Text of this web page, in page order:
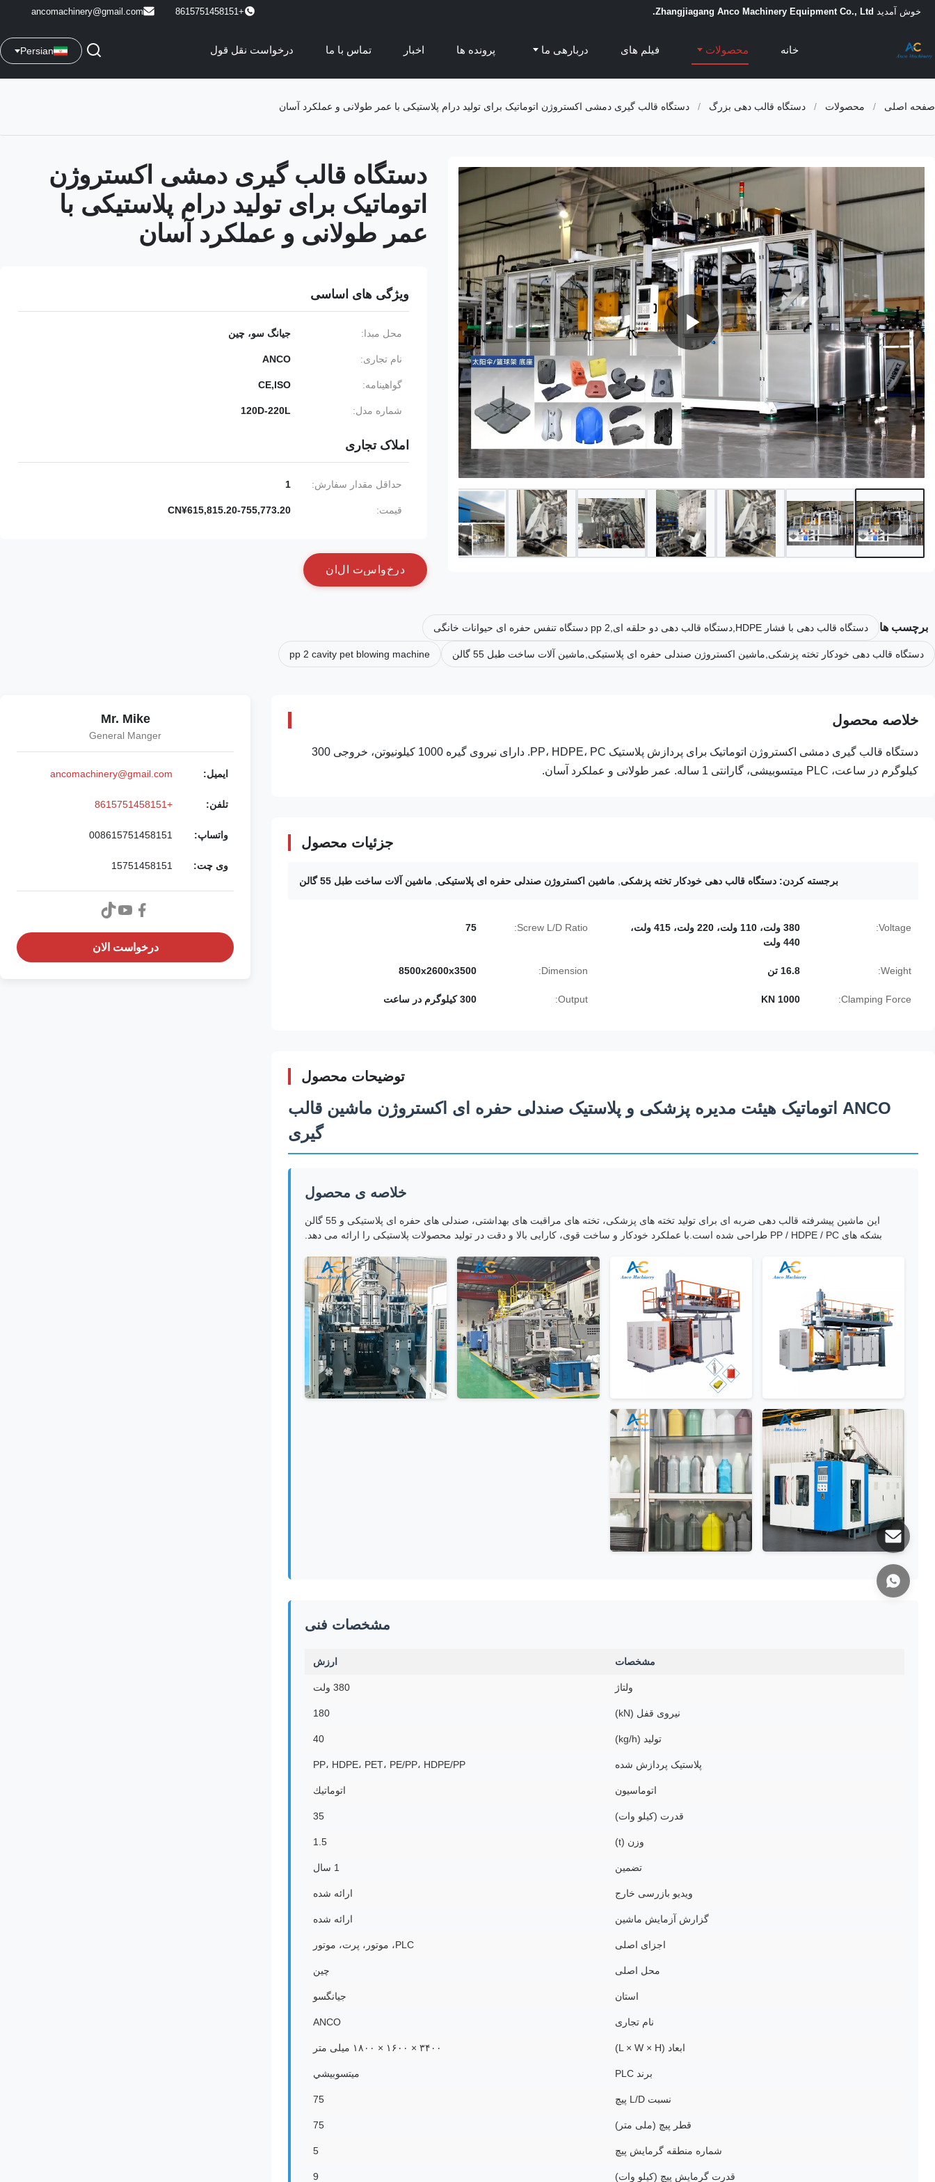
خوش آمدید Zhangjiagang Anco Machinery Equipment Co., Ltd.
+8615751458151
ancomachinery@gmail.com
خانه محصولات فیلم های دربارهی ما پرونده ها اخبار تماس با ما درخواست نقل قول Persian
صفحه اصلی / محصولات / دستگاه قالب دهی بزرگ / دستگاه قالب گیری دمشی اکستروژن اتوماتیک برای تولید درام پلاستیکی با عمر طولانی و عملکرد آسان
دستگاه قالب گیری دمشی اکستروژن
اتوماتیک برای تولید درام پلاستیکی با
عمر طولانی و عملکرد آسان
ویژگی های اساسی
محل مبدا: جیانگ سو، چین
نام تجاری: ANCO
گواهینامه: CE,ISO
شماره مدل: 120D-220L
املاک تجاری
حداقل مقدار سفارش: 1
قیمت: CN¥615,815.20-755,773.20
در خو ست ل ن
برچسب ها دستگاه قالب دهی با فشار HDPE,دستگاه قالب دهی دو حلقه ای,pp 2 دستگاه تنفس حفره ای حیوانات خانگی
دستگاه قالب دهی خودکار تخته پزشکی,ماشین اکستروژن صندلی حفره ای پلاستیکی,ماشین آلات ساخت طبل 55 گالن pp 2 cavity pet blowing machine
خلاصه محصول
دستگاه قالب گیری دمشی اکستروژن اتوماتیک برای پردازش پلاستیک PP، HDPE، PC. دارای نیروی گیره 1000 کیلونیوتن، خروجی 300
کیلوگرم در ساعت، PLC میتسوبیشی، گارانتی 1 ساله. عمر طولانی و عملکرد آسان.
جزئیات محصول
برجسته کردن: دستگاه قالب دهی خودکار تخته پزشکی ماشین اکستروژن صندلی حفره ای پلاستیکی ماشین آلات ساخت طبل 55 گالن
Voltage:
380 ولت، 110 ولت، 220 ولت، 415 ولت،
440 ولت
Screw L/D Ratio:
75
Weight: 16.8 تن Dimension:
8500x2600x3500
Clamping Force:
1000 KN
Output: 300 کیلوگرم در ساعت
توضیحات محصول
ANCO اتوماتیک هیئت مدیره پزشکی و پلاستیک صندلی حفره ای اکستروژن ماشین قالب
گیری
خلاصه ی محصول
این ماشین پیشرفته قالب دهی ضربه ای برای تولید تخته های پزشکی، تخته های مراقبت های بهداشتی، صندلی های حفره ای پلاستیکی و 55 گالن
بشکه های PP / HDPE / PC طراحی شده است.با عملکرد خودکار و ساخت قوی، کارایی بالا و دقت در تولید محصولات پلاستیکی را ارائه می دهد.
مشخصات فنی
مشخصات ارزش
ولتاژ 380 ولت
نیروی قفل (kN) 180
تولید (kg/h) 40
پلاستیک پردازش شده PP، HDPE، PET، PE/PP، HDPE/PP
اتوماسیون اتوماتيك
قدرت (کیلو وات) 35
وزن (t) 1.5
تضمین 1 سال
ویدیو بازرسی خارج ارائه شده
گزارش آزمایش ماشین ارائه شده
اجزای اصلی PLC، موتور، پرت، موتور
محل اصلی چین
استان جیانگسو
نام تجاری ANCO
ابعاد (L × W × H) ۳۴۰۰ × ۱۶۰۰ × ۱۸۰۰ میلی متر
برند PLC ميتسوبيشي
نسبت L/D پیچ 75
قطر پیچ (ملی متر) 75
شماره منطقه گرمایش پیچ 5
قدرت گرمایش پیچ (کیلو وات) 9
Mr. Mike
General Manger
ایمیل: ancomachinery@gmail.com
تلفن: +8615751458151
واتساپ: 008615751458151
وی چت: 15751458151
درخواست الان